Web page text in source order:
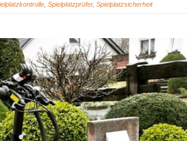
Spielplatzprüfer, Spielplatzsicherheit